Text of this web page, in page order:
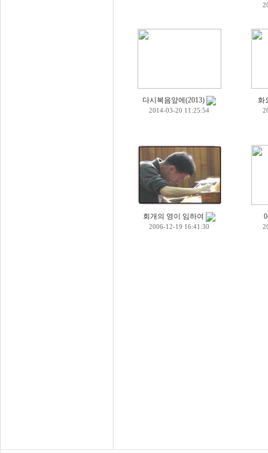
다시복음앞에(2013)
2014-03-20 11:25:54
화
회개의 영이 임하여
2006-12-19 16:41:30